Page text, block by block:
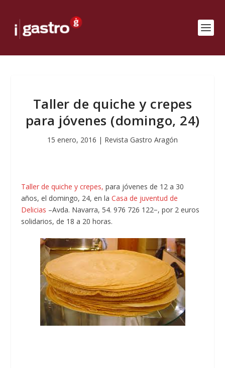
Taller de quiche y crepes
para jóvenes (domingo, 24)
15 enero, 2016 | Revista Gastro Aragón
Taller de quiche y crepes, para jóvenes de 12 a 30
años, el domingo, 24, en laCasa de juventud de
Delicias –Avda. Navarra, 54. 976 726 122−, por 2 euros
solidarios, de 18 a 20 horas.